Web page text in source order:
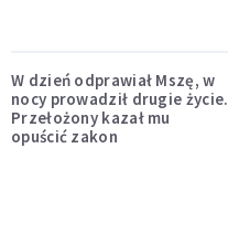
W dzień odprawiał Mszę, w
nocy prowadził drugie życie.
Przełożony kazał mu
opuścić zakon